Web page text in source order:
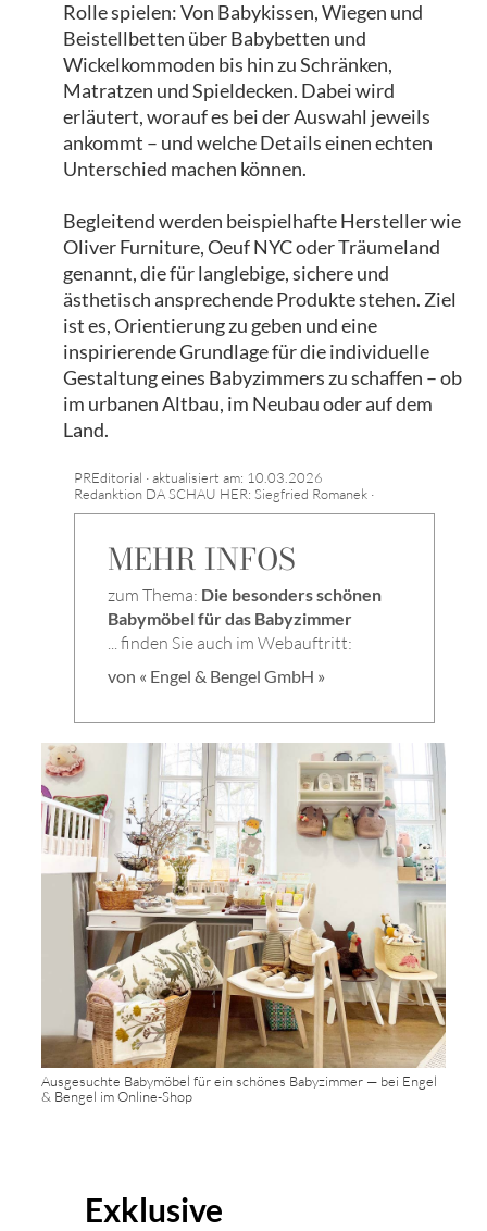
Rolle spielen: Von Babykissen, Wiegen und
Beistellbetten über Babybetten und
Wickelkommoden bis hin zu Schränken,
Matratzen und Spieldecken. Dabei wird
erläutert, worauf es bei der Auswahl jeweils
ankommt – und welche Details einen echten
Unterschied machen können.
Begleitend werden beispielhafte Hersteller wie
Oliver Furniture, Oeuf NYC oder Träumeland
genannt, die für langlebige, sichere und
ästhetisch ansprechende Produkte stehen. Ziel
ist es, Orientierung zu geben und eine
inspirierende Grundlage für die individuelle
Gestaltung eines Babyzimmers zu schaffen – ob
im urbanen Altbau, im Neubau oder auf dem
Land.
PREditorial · aktualisiert am: 10.03.2026
Redanktion DA SCHAU HER: Siegfried Romanek ·
MEHR INFOS
zum Thema: Die besonders schönen
Babymöbel für das Babyzimmer
... finden Sie auch im Webauftritt:
von « Engel & Bengel GmbH »
Ausgesuchte Babymöbel für ein schönes Babyzimmer — bei Engel
& Bengel im Online-Shop
Exklusive